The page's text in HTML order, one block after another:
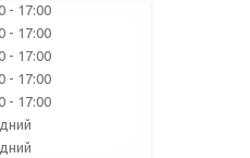
17:00
17:00
17:00
17:00
17:00